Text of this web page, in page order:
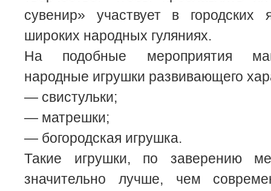
сувенир» участвует в городских
широких народных гуляниях.
На подобные мероприятия
народные игрушки развивающего
— свистульки;
— матрешки;
— богородская игрушка.
Такие игрушки, по заверению
значительно лучше, чем